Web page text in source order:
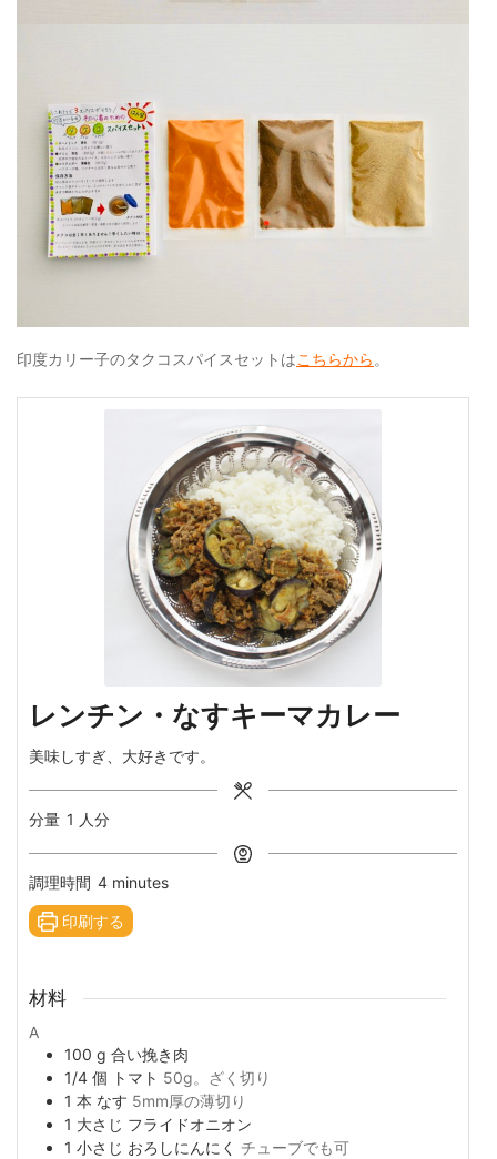
印度カリー子のタクコスパイスセットはこちらから。
レンチン・なすキーマカレー
美味しすぎ、大好きです。
分量 1 人分
調理時間 4minutes
minutes
印刷する
材料
A
100 g 合い挽き肉
1/4 個 トマト 50g。ざく切り
1 本 なす 5mm厚の薄切り
1 大さじ フライドオニオン
1 小さじ おろしにんにく チューブでも可